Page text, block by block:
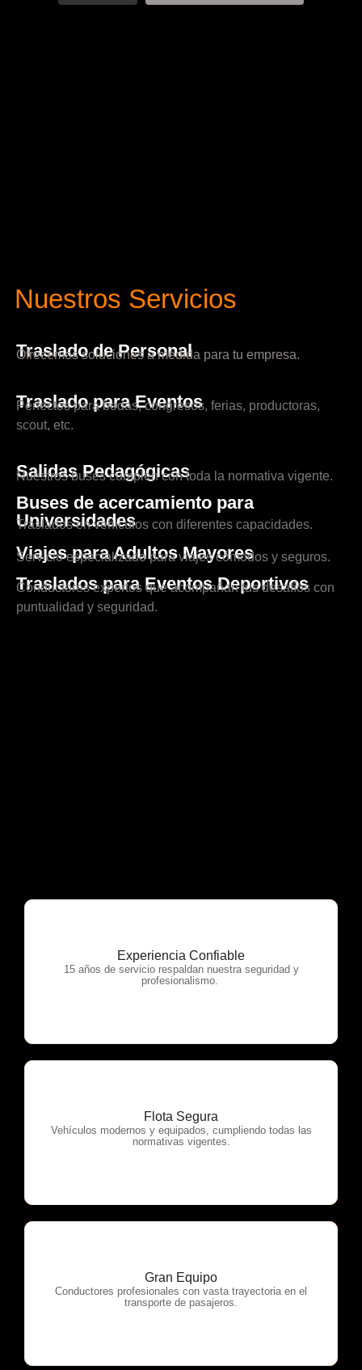
Nuestros Servicios
Traslado de Personal
Ofrecemos soluciones a medida para tu empresa.
Traslado para Eventos
Perfectos para bodas, congresos, ferias, productoras,
scout, etc.
Salidas Pedagógicas
Nuestros buses cumplen con toda la normativa vigente.
Buses de acercamiento para
Universidades
Traslados en vehículos con diferentes capacidades.
Viajes para Adultos Mayores
Servicio especializado para viajes cómodos y seguros.
Traslados para Eventos Deportivos
Conductores expertos que acompañan tus desafíos con
puntualidad y seguridad.
Experiencia Confiable
15 años de servicio respaldan nuestra seguridad y
profesionalismo.
OTP Servicios
Flota Segura
Vehículos modernos y equipados, cumpliendo todas las
normativas vigentes.
OTP Servicios
Gran Equipo
Conductores profesionales con vasta trayectoria en el
transporte de pasajeros.
OTP Servicios